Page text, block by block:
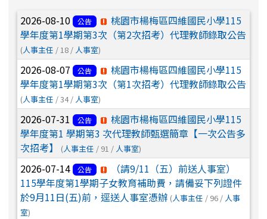
2026-07-14
公告
（請9/11（五）前送人事室）
115學年度第1學期子女教育補助費，請備妥下列證件
於9月11日(五)前，逕送人事室憑辦
2026-08-10
公告
有關公務員及兼任行政職務教師
留職停薪期間赴陸應申請許可一案，請貴校(園)運用多
元管道加強宣導，請查照。
2026-08-10
轉知
「金融基礎教育教材」推廣工作
坊
2026-08-10
轉知
「115年度本土教育人才培育計
畫」分區成果展臺東場
2026-08-10 轉知交通部民用航空局無人機飛航安全
知識
2026-08-10 公告
桃園市楊梅區四維國民小學115
學年度第1學期第3次（第2次招考）代理教師錄取公告
(人事主任 / 18 / 人事室)
2026-08-07 公告
桃園市楊梅區四維國民小學115
學年度第1學期第3次（第1次招考）代理教師錄取公告
(人事主任 / 34 / 人事室)
2026-07-31 公告
桃園市楊梅區四維國民小學115
學年度第1 學期第3 次代理教師甄選簡章【一次公告多
次招考】
(人事主任 / 91 / 人事室)
2026-07-14 公告
（請9/11（五）前送人事室）
115學年度第1學期子女教育補助費，請備妥下列證件
於9月11日(五)前，逕送人事室憑辦 (人事主任 / 96 / 人事
室)